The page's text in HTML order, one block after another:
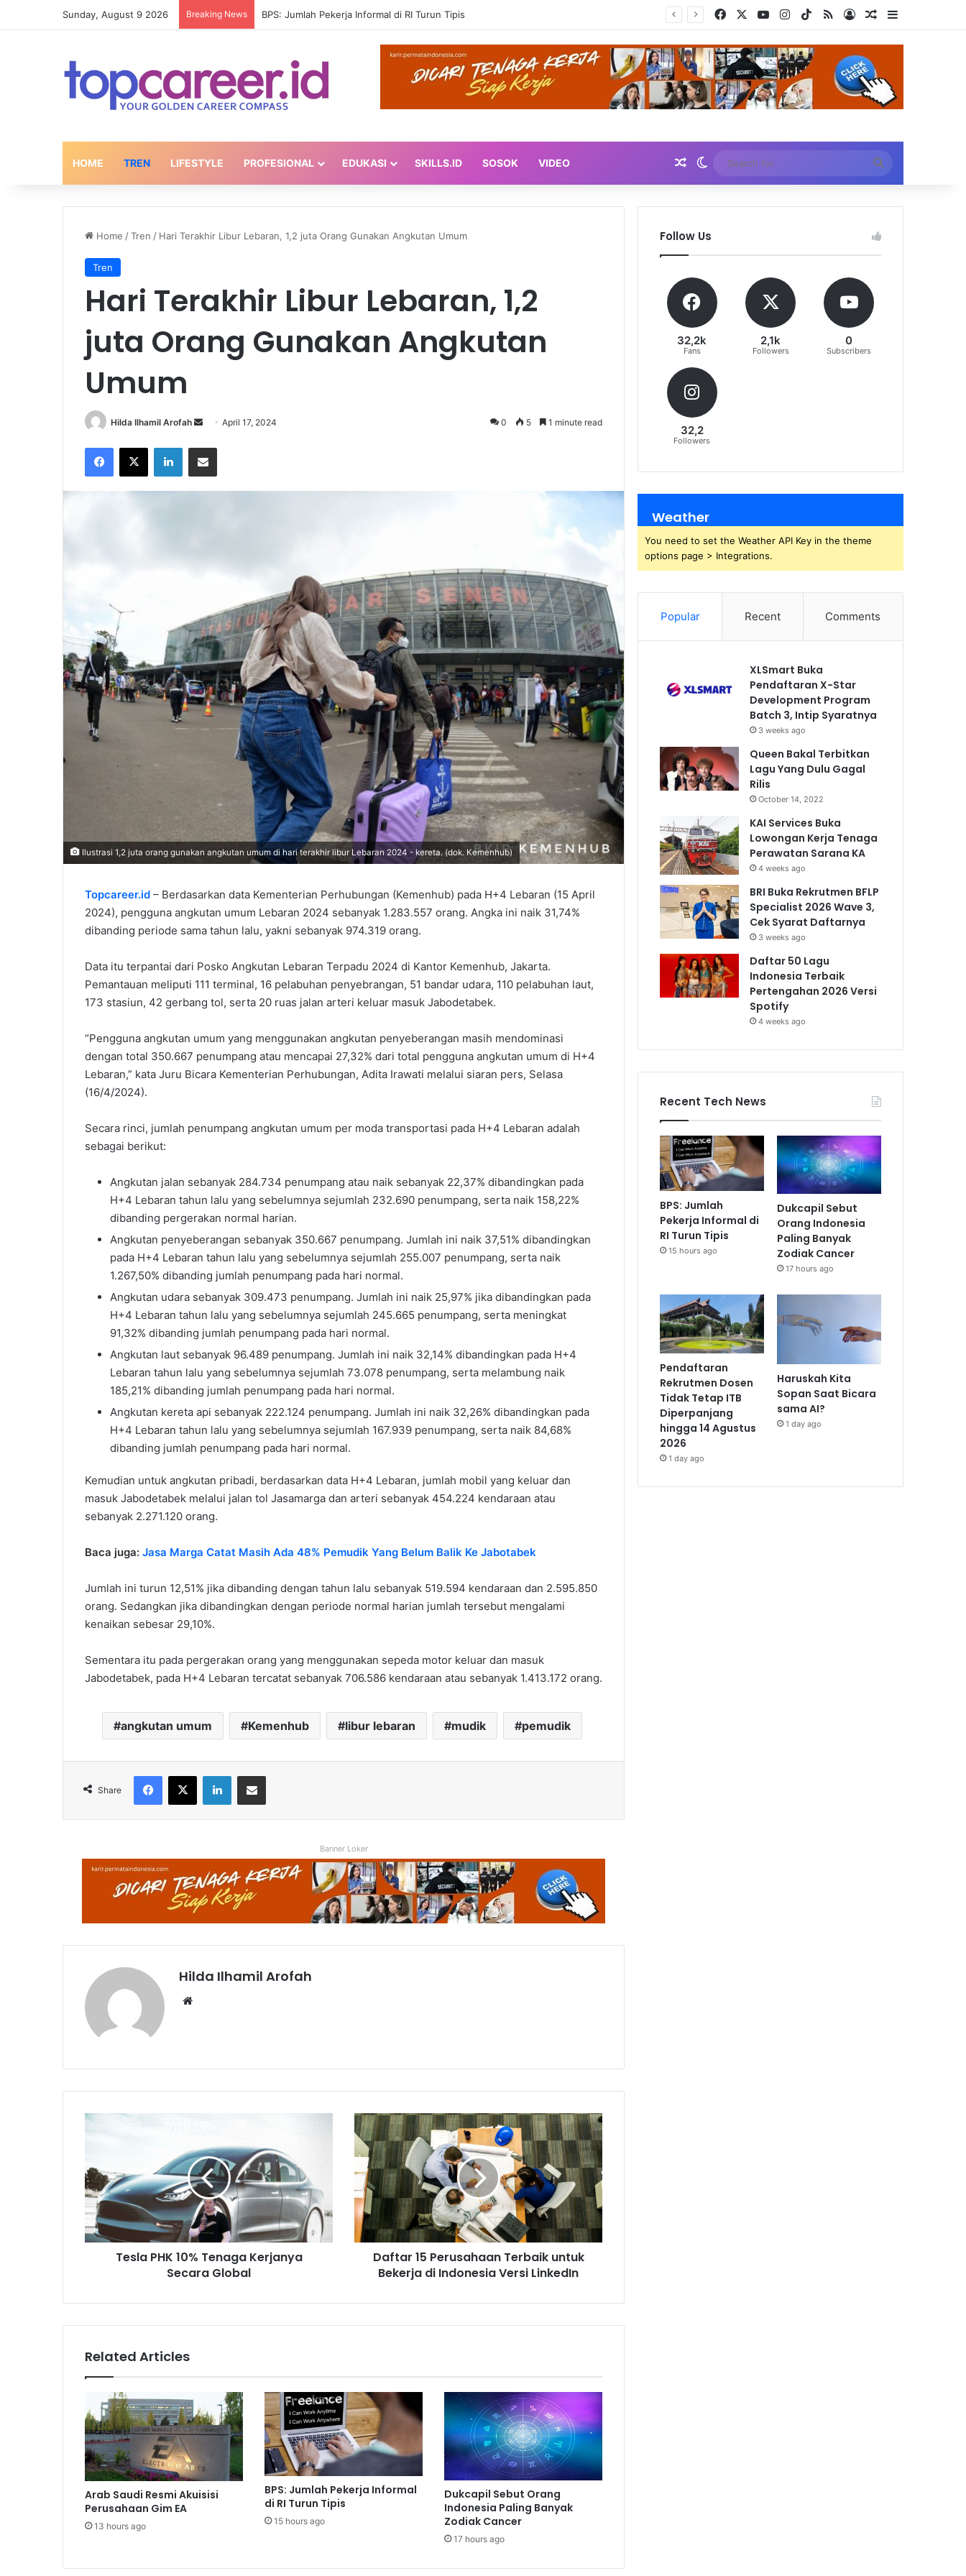
Sunday, August 9 2026 Breaking News BPS: Jumlah Pekerja Informal di RI Turun Tipis FacebookYouTubeInstagram
TikTok
RSSLog InRandom Article
Sidebar
HOME TREN LIFESTYLE PROFESIONAL EDUKASI SKILLS.ID SOSOK VIDEO Random Article
Switch skin
for
Home /Tren / Hari Terakhir Libur Lebaran, 1,2 juta Orang Gunakan Angkutan Umum
Tren
Hari Terakhir Libur Lebaran, 1,2
juta Orang Gunakan Angkutan
Umum
Hilda Ilhamil Arofah
Send
email
April 17, 2024 0 5 1 minute read
Facebook
X LinkedInShare via Email
Ilustrasi 1,2 juta orang gunakan angkutan umum di hari terakhir libur Lebaran 2024 - kereta. (dok. Kemenhub)
Topcareer.id – Berdasarkan data Kementerian Perhubungan (Kemenhub) pada H+4 Lebaran (15 April
2024), pengguna angkutan umum Lebaran 2024 sebanyak 1.283.557 orang. Angka ini naik 31,74%
dibanding periode sama tahun lalu, yakni sebanyak 974.319 orang.
Data itu terpantai dari Posko Angkutan Lebaran Terpadu 2024 di Kantor Kemenhub, Jakarta.
Pemantauan meliputi 111 terminal, 16 pelabuhan penyebrangan, 51 bandar udara, 110 pelabuhan laut,
173 stasiun, 42 gerbang tol, serta 20 ruas jalan arteri keluar masuk Jabodetabek.
“Pengguna angkutan umum yang menggunakan angkutan penyeberangan masih mendominasi
dengan total 350.667 penumpang atau mencapai 27,32% dari total pengguna angkutan umum di H+4
Lebaran,” kata Juru Bicara Kementerian Perhubungan, Adita Irawati melalui siaran pers, Selasa
(16/4/2024).
Secara rinci, jumlah penumpang angkutan umum per moda transportasi pada H+4 Lebaran adalah
sebagai berikut:
Angkutan jalan sebanyak 284.734 penumpang atau naik sebanyak 22,37% dibandingkan pada
H+4 Lebaran tahun lalu yang sebelumnya sejumlah 232.690 penumpang, serta naik 158,22%
dibanding pergerakan normal harian.
Angkutan penyeberangan sebanyak 350.667 penumpang. Jumlah ini naik 37,51% dibandingkan
pada H+4 Lebaran tahun lalu yang sebelumnya sejumlah 255.007 penumpang, serta naik
1.267,50% dibanding jumlah penumpang pada hari normal.
Angkutan udara sebanyak 309.473 penumpang. Jumlah ini naik 25,97% jika dibandingkan pada
H+4 Lebaran tahun lalu yang sebelumnya sejumlah 245.665 penumpang, serta meningkat
91,32% dibanding jumlah penumpang pada hari normal.
Angkutan laut sebanyak 96.489 penumpang. Jumlah ini naik 32,14% dibandingkan pada H+4
Lebaran tahun lalu yang sebelumnya sejumlah 73.078 penumpang, serta melambung naik
185,21% dibanding jumlah penumpang pada hari normal.
Angkutan kereta api sebanyak 222.124 penumpang. Jumlah ini naik 32,26% dibandingkan pada
H+4 Lebaran tahun lalu yang sebelumnya sejumlah 167.939 penumpang, serta naik 84,68%
dibanding jumlah penumpang pada hari normal.
Kemudian untuk angkutan pribadi, berdasarkan data H+4 Lebaran, jumlah mobil yang keluar dan
masuk Jabodetabek melalui jalan tol Jasamarga dan arteri sebanyak 454.224 kendaraan atau
sebanyak 2.271.120 orang.
Baca juga: Jasa Marga Catat Masih Ada 48% Pemudik Yang Belum Balik Ke Jabotabek
Jumlah ini turun 12,51% jika dibanding dengan tahun lalu sebanyak 519.594 kendaraan dan 2.595.850
orang. Sedangkan jika dibandingkan dengan periode normal harian jumlah tersebut mengalami
kenaikan sebesar 29,10%.
Sementara itu pada pergerakan orang yang menggunakan sepeda motor keluar dan masuk
Jabodetabek, pada H+4 Lebaran tercatat sebanyak 706.586 kendaraan atau sebanyak 1.413.172 orang.
angkutan umum Kemenhub libur lebaran mudik pemudik
Share
Facebook
X LinkedInShare via Email
Banner Loker
Hilda Ilhamil Arofah
Tesla
PHK
Tenaga
Kerjanya
Secara
Global
Tesla PHK 10% Tenaga Kerjanya
Secara Global
Daftar
15
Perusahaan
Terbaik
untuk
Bekerja
di
Indonesia
Versi
LinkedInDaftar 15 Perusahaan Terbaik untuk
Bekerja di Indonesia Versi LinkedIn
Related Articles
Arab Saudi Resmi Akuisisi
Perusahaan Gim EA
13 hours ago
BPS: Jumlah Pekerja Informal
di RI Turun Tipis
15 hours ago
Dukcapil Sebut Orang
Indonesia Paling Banyak
Zodiak Cancer
17 hours ago
Follow Us
32,2k
Fans
2,1k
Followers
0
Subscribers
32,2
Followers
Weather
You need to set the Weather API Key in the theme
options page > Integrations.
Popular Recent Comments
XLSmart Buka
Pendaftaran X-Star
Development Program
Batch 3, Intip Syaratnya
3 weeks ago
Queen Bakal Terbitkan
Lagu Yang Dulu Gagal
Rilis
October 14, 2022
KAI Services Buka
Lowongan Kerja Tenaga
Perawatan Sarana KA
4 weeks ago
BRI Buka Rekrutmen BFLP
Specialist 2026 Wave 3,
Cek Syarat Daftarnya
3 weeks ago
Daftar 50 Lagu
Indonesia Terbaik
Pertengahan 2026 Versi
Spotify
4 weeks ago
Recent Tech News
BPS: Jumlah
Pekerja Informal di
RI Turun Tipis
15 hours ago
Dukcapil Sebut
Orang Indonesia
Paling Banyak
Zodiak Cancer
17 hours ago
Pendaftaran
Rekrutmen Dosen
Tidak Tetap ITB
Diperpanjang
hingga 14 Agustus
2026
1 day ago
Haruskah Kita
Sopan Saat Bicara
sama AI?
1 day ago